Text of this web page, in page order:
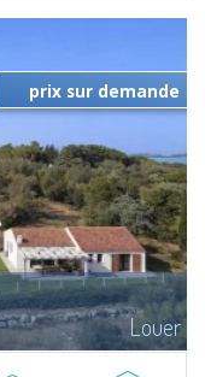
Louer
prix sur demande